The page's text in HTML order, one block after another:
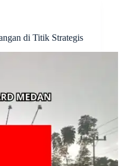
di Titik Strategis